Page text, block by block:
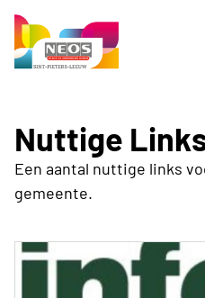
Nuttige
Een aantal nuttige links
gemeente.